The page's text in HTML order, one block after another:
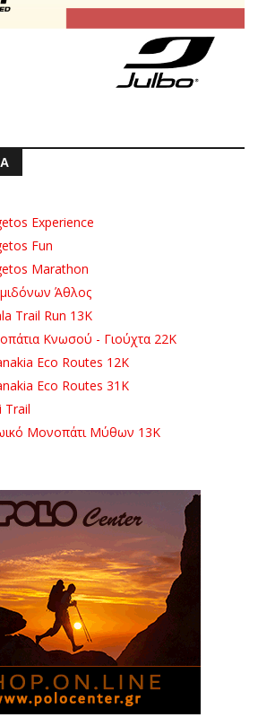
Experience
Fun
Marathon
Άθλος
Trail Run 13K
Κνωσού - Γιούχτα 22Κ
Eco Routes 12K
Eco Routes 31K
Trail
Μονοπάτι Μύθων 13Κ